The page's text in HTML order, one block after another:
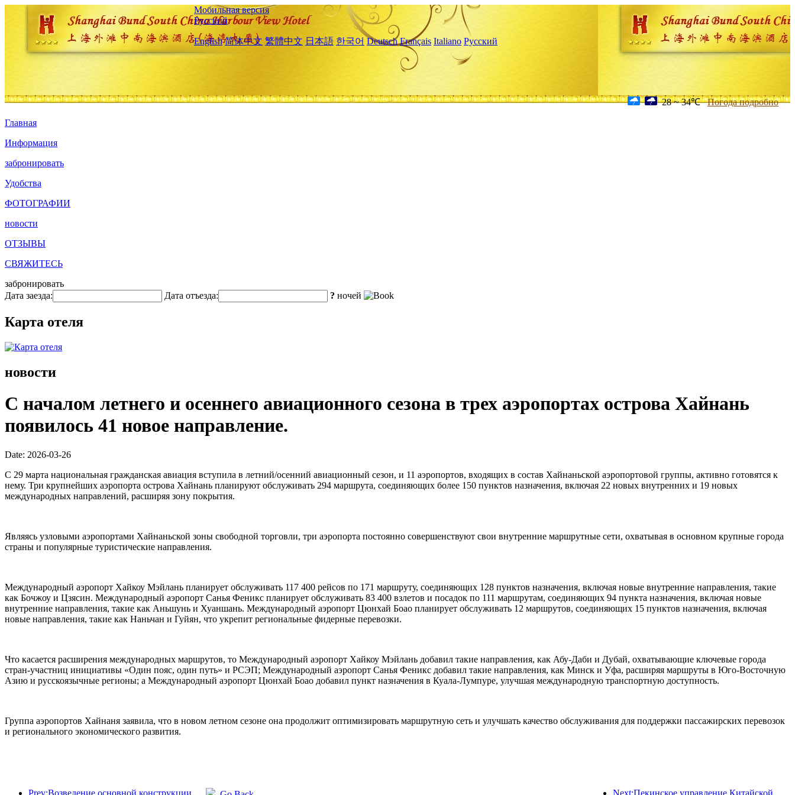
Мобильная версия
Русский
English 简体中文 繁體中文 日本語 한국어 Deutsch Français Italiano Русский
28 ~ 34℃ Погода подробно
Главная
Информация
забронировать
Удобства
ФОТОГРАФИИ
новости
ОТЗЫВЫ
СВЯЖИТЕСЬ
забронировать
Дата заезда:
Дата отъезда: ? ночей
Карта отеля
новости
С началом летнего и осеннего авиационного сезона в трех аэропортах острова Хайнань
появилось 41 новое направление.
Date: 2026-03-26
С 29 марта национальная гражданская авиация вступила в летний/осенний авиационный сезон, и 11 аэропортов, входящих в состав Хайнаньской аэропортовой группы, активно готовятся к
нему. Три крупнейших аэропорта острова Хайнань планируют обслуживать 294 маршрута, соединяющих более 150 пунктов назначения, включая 22 новых внутренних и 19 новых
международных направлений, расширяя зону покрытия.
Являясь узловыми аэропортами Хайнаньской зоны свободной торговли, три аэропорта постоянно совершенствуют свои внутренние маршрутные сети, охватывая в основном крупные города
страны и популярные туристические направления.
Международный аэропорт Хайкоу Мэйлань планирует обслуживать 117 400 рейсов по 171 маршруту, соединяющих 128 пунктов назначения, включая новые внутренние направления, такие
как Бочжоу и Цзясин. Международный аэропорт Санья Феникс планирует обслуживать 83 400 взлетов и посадок по 111 маршрутам, соединяющих 94 пункта назначения, включая новые
внутренние направления, такие как Аньшунь и Хуаншань. Международный аэропорт Цюнхай Боао планирует обслуживать 12 маршрутов, соединяющих 15 пунктов назначения, включая
новые направления, такие как Наньчан и Гуйян, что укрепит региональные фидерные перевозки.
Что касается расширения международных маршрутов, то Международный аэропорт Хайкоу Мэйлань добавил такие направления, как Абу-Даби и Дубай, охватывающие ключевые города
стран-участниц инициативы «Один пояс, один путь» и РСЭП; Международный аэропорт Санья Феникс добавил такие направления, как Минск и Уфа, расширяя маршруты в Юго-Восточную
Азию и русскоязычные регионы; а Международный аэропорт Цюнхай Боао добавил пункт назначения в Куала-Лумпуре, улучшая международную транспортную доступность.
Группа аэропортов Хайнаня заявила, что в новом летном сезоне она продолжит оптимизировать маршрутную сеть и улучшать качество обслуживания для поддержки пассажирских перевозок
и регионального экономического развития.